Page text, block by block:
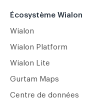
Écosystème Wialon
Wialon
Wialon Platform
Wialon Lite
Gurtam Maps
Centre de données